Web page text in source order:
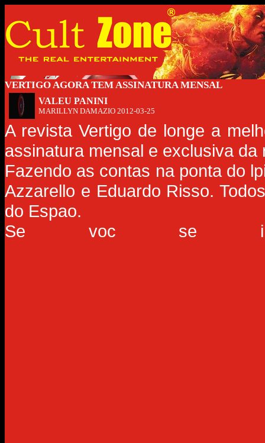
VERTIGO AGORA TEM ASSINATURA MENSAL
VALEU PANINI
MARILLYN DAMAZIO 2012-03-25
A revista Vertigo de longe a
assinatura mensal e exclusiva
Fazendo as contas na ponta do
Azzarello e Eduardo Risso.
do Espao.
Se voc se